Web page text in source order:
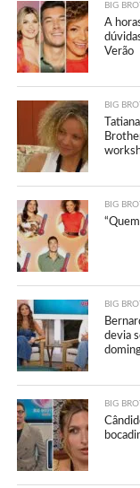
BIG
A
Verão
BIG
BIG
BIG
devia
BIG